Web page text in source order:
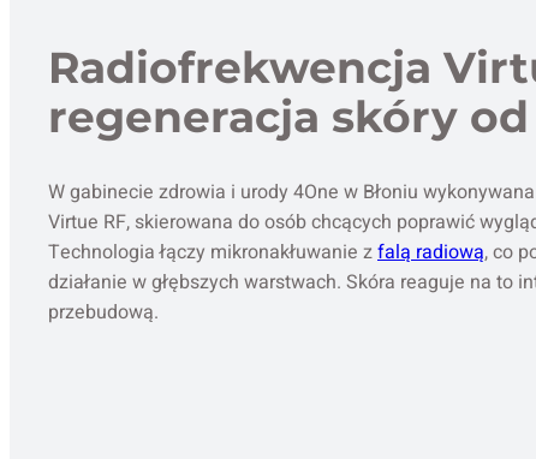
Radiofrekwencja
regeneracja skóry
W gabinecie zdrowia i urody 4One w Błoniu
Virtue RF, skierowana do osób chcących poprawić
Technologia łączy mikronakłuwanie zfalą radiową, co
działanie w głębszych warstwach. Skóra reaguje na to
przebudową.